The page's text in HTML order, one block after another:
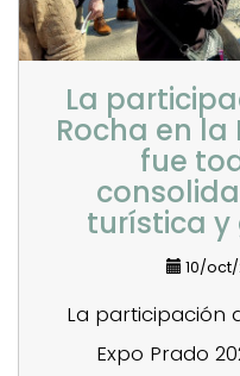
La
Rocha en la
fue
turística
10/
La participación
Expo Prado